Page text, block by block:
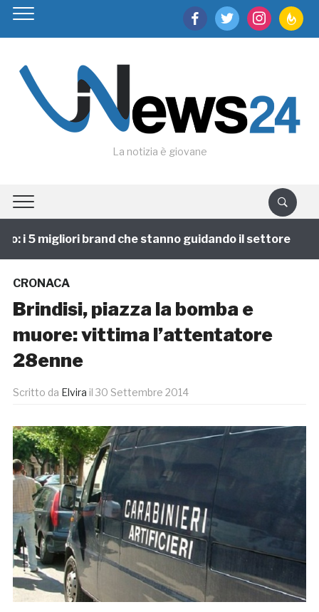
facebooktwitter instagram
La notizia è giovane
i 5 migliori brand che stanno guidando il settore
CRONACA
Brindisi, piazza la bomba e
muore: vittima l’attentatore
28enne
Scritto da Elvira il 30 Settembre 2014